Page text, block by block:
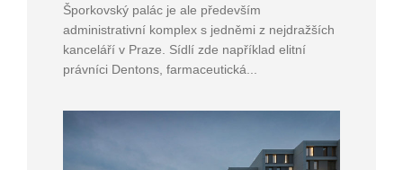
Šporkovský palác je ale především
administrativní komplex s jedněmi z nejdražších
kanceláří v Praze. Sídlí zde například elitní
právníci Dentons, farmaceutická...